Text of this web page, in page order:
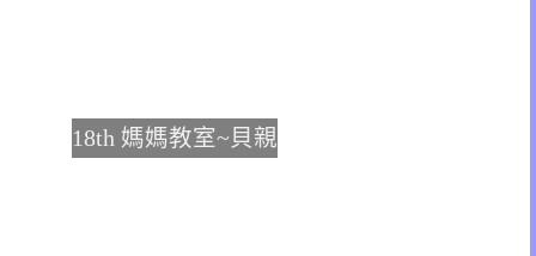
18th 媽媽教室~貝親